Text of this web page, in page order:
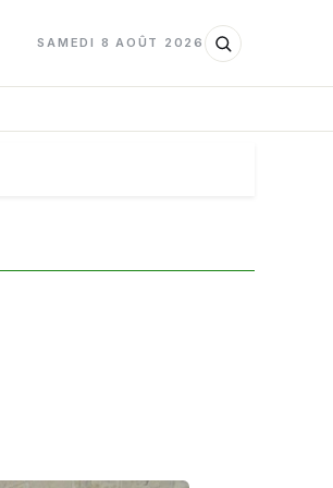
SAMEDI 8 AOÛT 2026